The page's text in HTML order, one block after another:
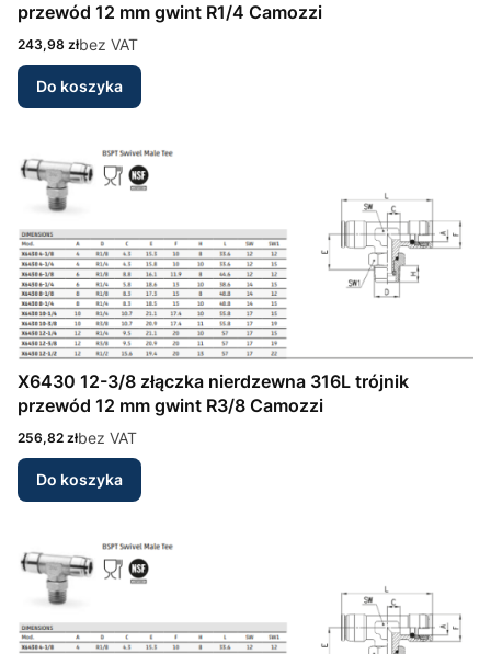
przewód 12 mm gwint R1/4 Camozzi
Cena
243,98 złbez VAT
Do koszyka
X6430 12-3/8 złączka nierdzewna 316L trójnik
przewód 12 mm gwint R3/8 Camozzi
Cena
256,82 złbez VAT
Do koszyka